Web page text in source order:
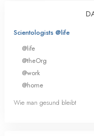
Scientologists @life
@life
@theOrg
@work
@home
Wie man gesund bleibt